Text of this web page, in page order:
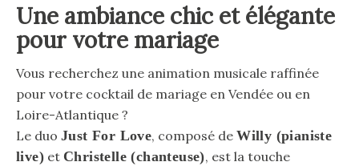
Une ambiance chic et élégante
pour votre mariage
Vous recherchez une animation musicale raffinée
pour votre cocktail de mariage en Vendée ou en
Loire-Atlantique ?
Le duo Just For Love, composé deWilly (pianiste
live) et Christelle (chanteuse), est la touche